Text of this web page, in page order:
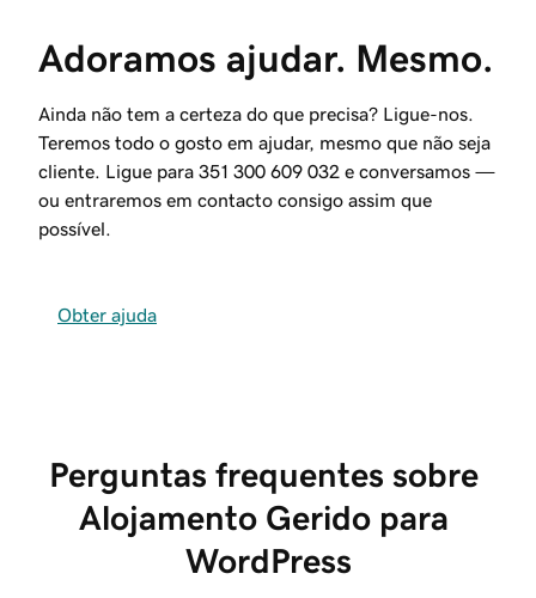
Adoramos ajudar. Mesmo.
Ainda não tem a certeza do que precisa? Ligue-nos.
Teremos todo o gosto em ajudar, mesmo que não seja
cliente. Ligue para 351 300 609 032 e conversamos —
ou entraremos em contacto consigo assim que
possível.
Obter ajuda
Perguntas frequentes sobre
Alojamento Gerido para
WordPress